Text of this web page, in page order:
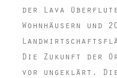
der Lava
Wohnhäusern und
Die Zukunft der
vor ungeklärt.